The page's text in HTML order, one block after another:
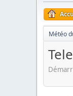
Météo